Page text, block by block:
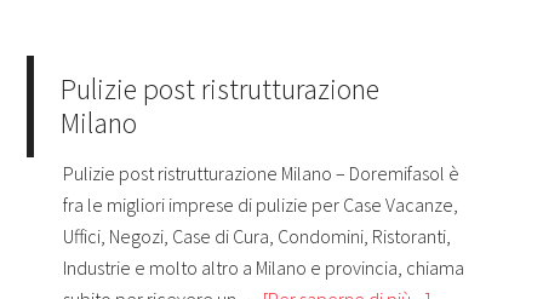
Pulizie post ristrutturazione
Milano
Pulizie post ristrutturazione Milano – Doremifasol è
fra le migliori imprese di pulizie per Case Vacanze,
Uffici, Negozi, Case di Cura, Condomini, Ristoranti,
Industrie e molto altro a Milano e provincia, chiama